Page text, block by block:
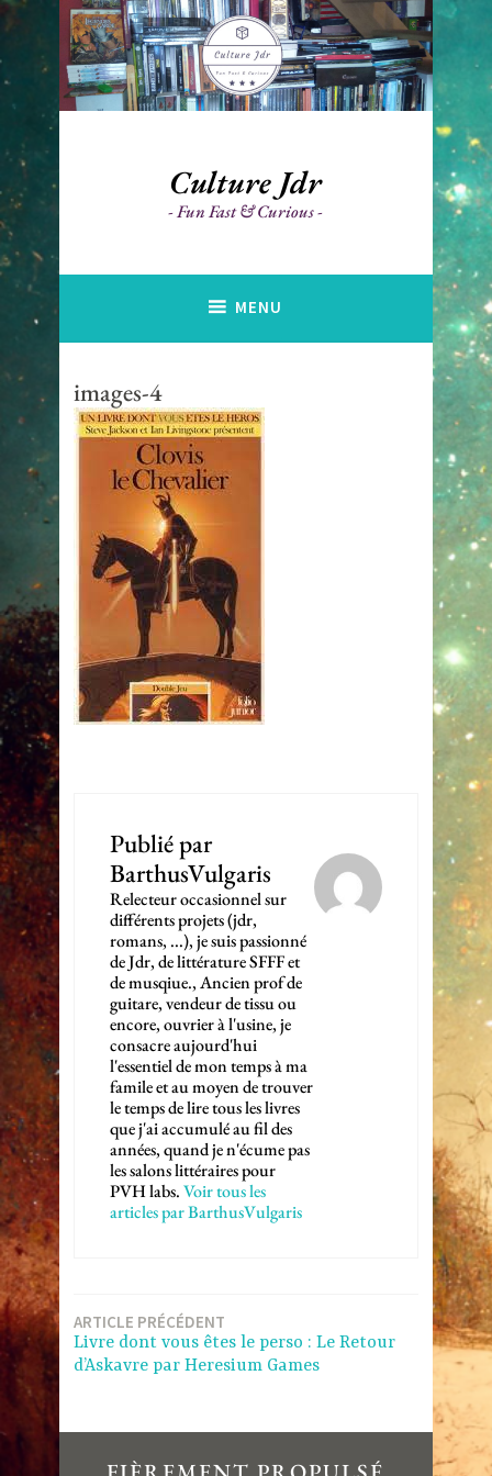
Accéder
au
contenu
principal
Culture Jdr
Fun Fast & Curious
MENU
images-4
Publié par
BarthusVulgaris
Relecteur occasionnel sur
différents projets (jdr,
romans, ...), je suis passionné
de Jdr, de littérature SFFF et
de musqiue., Ancien prof de
guitare, vendeur de tissu ou
encore, ouvrier à l'usine, je
consacre aujourd'hui
l'essentiel de mon temps à ma
famile et au moyen de trouver
le temps de lire tous les livres
que j'ai accumulé au fil des
années, quand je n'écume pas
les salons littéraires pour
PVH labs.Voir tous les
articles par BarthusVulgaris
Navigation
de
ARTICLE PRÉCÉDENT
Livre dont vous êtes le perso : Le Retour
d’Askavre par Heresium Games